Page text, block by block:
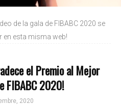
de la gala de FIBABC 2020 se
en esta misma web!
el Premio al Mejor
FIBABC 2020!
2020